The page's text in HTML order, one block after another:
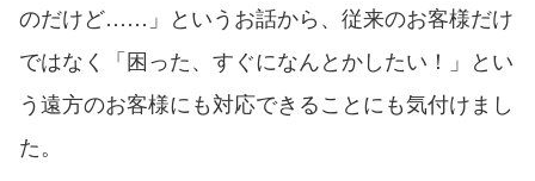
のだけど……」というお話から、従来のお客様だけ
ではなく「困った、すぐになんとかしたい！」とい
う遠方のお客様にも対応できることにも気付けまし
た。